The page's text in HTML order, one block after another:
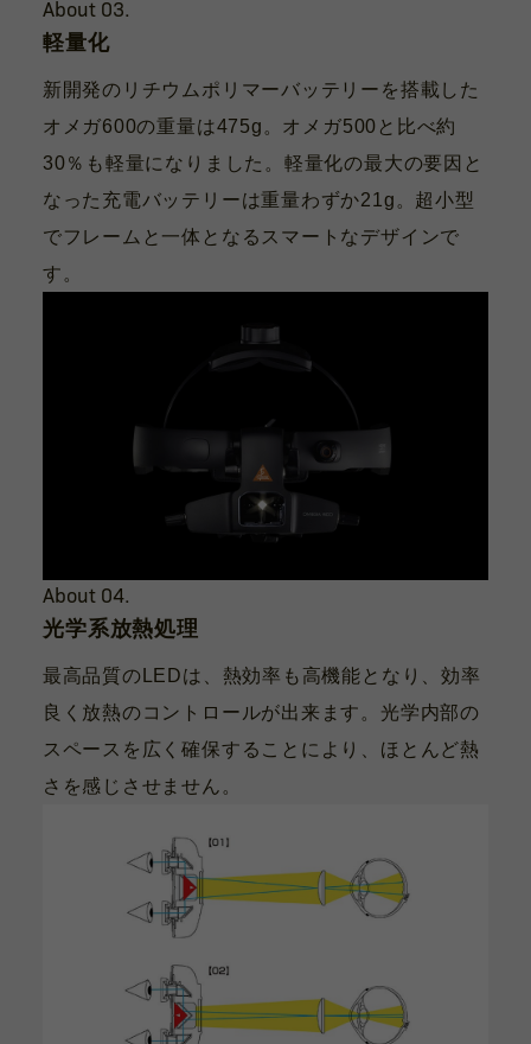
About 03.
軽量化
新開発のリチウムポリマーバッテリーを搭載した
オメガ600の重量は475g。オメガ500と比べ約
30％も軽量になりました。軽量化の最大の要因と
なった充電バッテリーは重量わずか21g。超小型
でフレームと一体となるスマートなデザインで
す。
About 04.
光学系放熱処理
最高品質のLEDは、熱効率も高機能となり、効率
良く放熱のコントロールが出来ます。光学内部の
スペースを広く確保することにより、ほとんど熱
さを感じさせません。